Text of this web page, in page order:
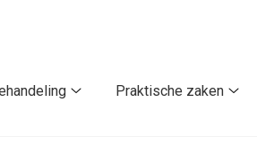
Praktische zaken